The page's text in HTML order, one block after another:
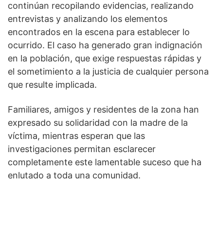
continúan recopilando evidencias, realizando
entrevistas y analizando los elementos
encontrados en la escena para establecer lo
ocurrido. El caso ha generado gran indignación
en la población, que exige respuestas rápidas y
el sometimiento a la justicia de cualquier persona
que resulte implicada.
Familiares, amigos y residentes de la zona han
expresado su solidaridad con la madre de la
víctima, mientras esperan que las
investigaciones permitan esclarecer
completamente este lamentable suceso que ha
enlutado a toda una comunidad.